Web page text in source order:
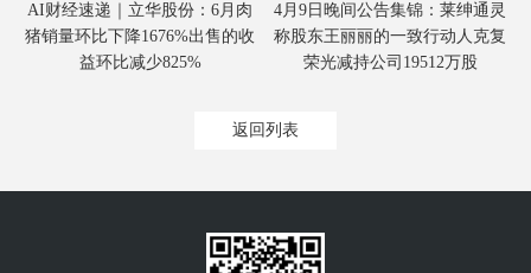
AI财经速递｜立华股份：6月肉
猪销量环比下降1676%出售的收
益环比减少825%
4月9日晚间公告集锦：莱绅通灵
称股东王丽丽的一致行动人克复
荣光减持公司19512万股
返回列表